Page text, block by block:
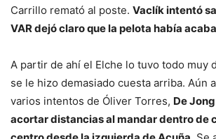
Carrillo remató al poste. Vaclík intentó
VAR dejó claro que la pelota había
A partir de ahí el Elche lo tuvo todo muy
se le hizo demasiado cuesta arriba. Aún
varios intentos de Óliver Torres, De
acortar distancias al mandar dentro de